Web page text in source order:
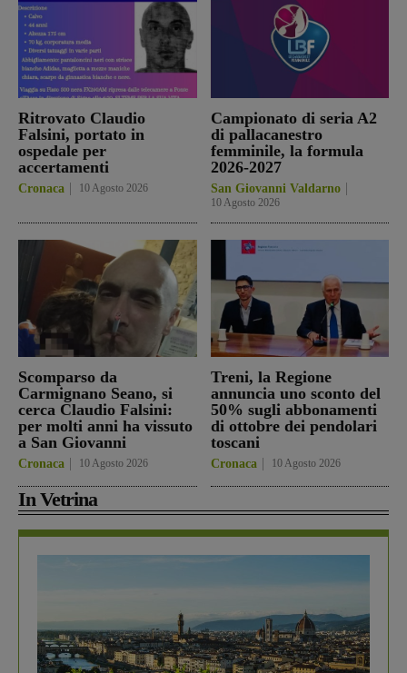
Ritrovato Claudio
Falsini, portato in
ospedale per
accertamenti
Cronaca 10 Agosto 2026
Campionato di seria A2
di pallacanestro
femminile, la formula
2026-2027
San Giovanni Valdarno
10 Agosto 2026
Scomparso da
Carmignano Seano, si
cerca Claudio Falsini:
per molti anni ha vissuto
a San Giovanni
Cronaca 10 Agosto 2026
Treni, la Regione
annuncia uno sconto del
50% sugli abbonamenti
di ottobre dei pendolari
toscani
Cronaca 10 Agosto 2026
In Vetrina